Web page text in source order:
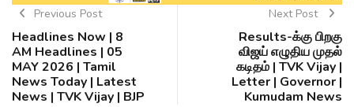
Previous Post
Headlines Now | 8
AM Headlines | 05
MAY 2026 | Tamil
News Today | Latest
News | TVK Vijay | BJP
Next Post
Results-க்கு பிறகு
விஜய் எழுதிய முதல்
கடிதம் | TVK Vijay |
Letter | Governor |
Kumudam News